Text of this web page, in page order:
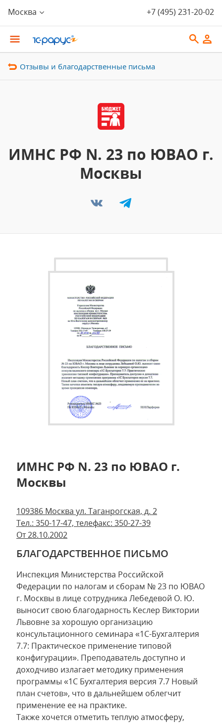
Москва +7 (495) 231-20-02
Отзывы и благодарственные письма
ИМНС РФ N. 23 по ЮВАО г.
Москвы
ИМНС РФ N. 23 по ЮВАО г.
Москвы
109386 Москва ул. Таганрогская, д. 2
Тел.: 350-17-47, телефакс: 350-27-39
От 28.10.2002
БЛАГОДАРСТВЕННОЕ ПИСЬМО
Инспекция Министерства Российской
Федерации по налогам и сборам № 23 по ЮВАО
г. Москвы в лице сотрудника Лебедевой О. Ю.
выносит свою благодарность Кеслер Виктории
Львовне за хорошую организацию
консультационного семинара «1С-Бухгалтерия
7.7: Практическое применение типовой
конфигурации». Преподаватель доступно и
доходчиво излагает методику применения
программы «1С Бухгалтерия версия 7.7 Новый
план счетов», что в дальнейшем облегчит
применение ее на практике.
Также хочется отметить теплую атмосферу,